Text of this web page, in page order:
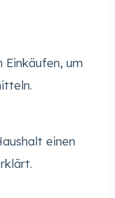
um
einen